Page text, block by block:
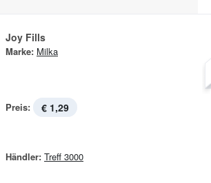
Joy Fills
Marke: Milka
Preis: € 1,29
Händler: Treff 3000